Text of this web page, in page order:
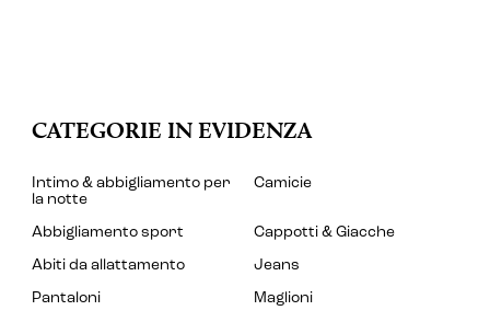
CATEGORIE IN EVIDENZA
Intimo & abbigliamento per
la notte
Camicie
Abbigliamento sport
Cappotti & Giacche
Abiti da allattamento
Jeans
Pantaloni
Maglioni